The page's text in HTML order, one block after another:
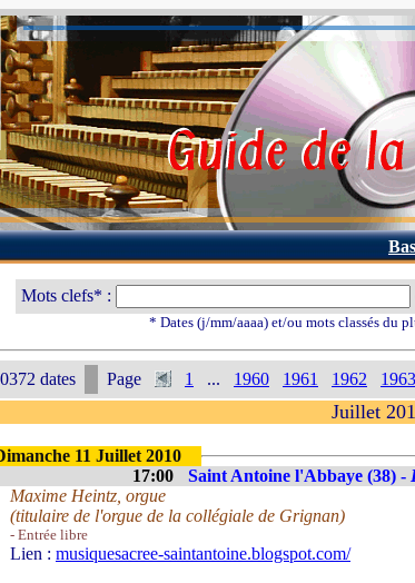
Mots clefs* :
* Dates (j/mm/aaaa) et/ou mots classés du
dates Page 1 ... 1960 1961 1962 1963
Juillet
11 Juillet 2010
17:00
Saint Antoine l'Abbaye (38) -
Maxime Heintz, orgue
(titulaire de l'orgue de la collégiale de Grignan)
- Entrée libre
Lien : musiquesacree-saintantoine.blogspot.com/